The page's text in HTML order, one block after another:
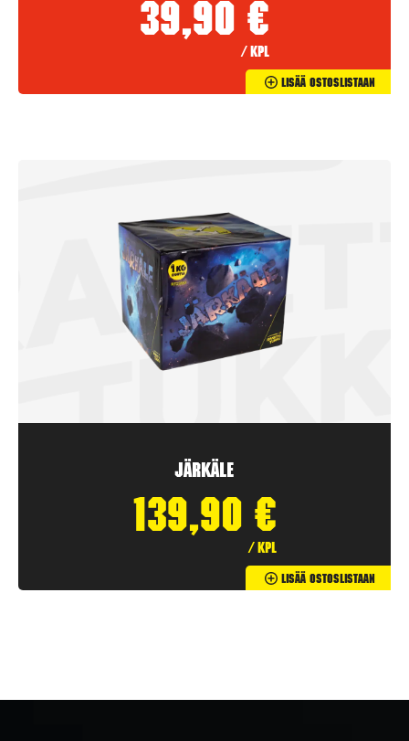
39,90 €
/ kpl
Lisää Ostoslistaan
Järkäle
139,90 €
/ kpl
Lisää Ostoslistaan